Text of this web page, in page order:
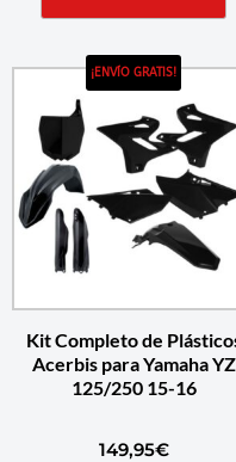
¡ENVÍO GRATIS!
Kit Completo de
Acerbis para Yamaha YZ
125/250 15-16
149,95€